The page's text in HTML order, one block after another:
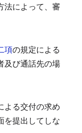
法によって、審
項の規定による
及び通話先の場
よる交付の求め
を提出してしな